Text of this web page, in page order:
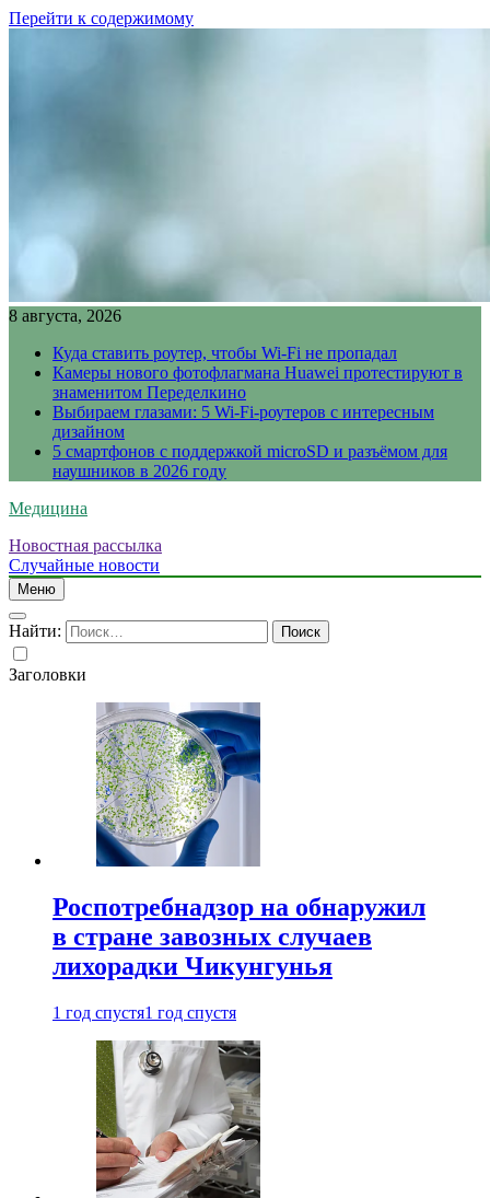
Перейти к содержимому
8 августа, 2026
Куда ставить роутер, чтобы Wi-Fi не пропадал
Камеры нового фотофлагмана Huawei протестируют в
знаменитом Переделкино
Выбираем глазами: 5 Wi-Fi-роутеров с интересным
дизайном
5 смартфонов с поддержкой microSD и разъёмом для
наушников в 2026 году
Медицина
Новостная рассылка
Случайные новости
Меню
Найти:
Заголовки
Роспотребнадзор на обнаружил
в стране завозных случаев
лихорадки Чикунгунья
1 год спустя1 год спустя